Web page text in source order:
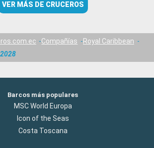
VER MÁS DE CRUCEROS
Compañías
Royal Caribbean
Barcos más populares
MSC World Europa
Icon of the Seas
Costa Toscana